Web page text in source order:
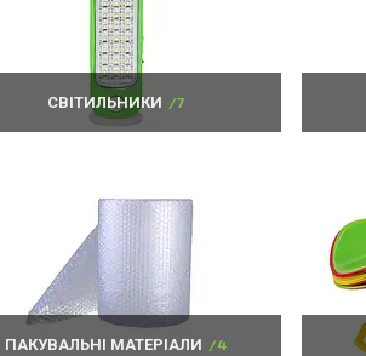
СВІТИЛЬНИКИ 7
ПАКУВАЛЬНІ МАТЕРІАЛИ 4